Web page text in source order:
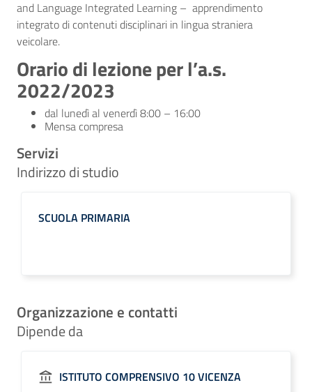
and Language Integrated Learning – apprendimento
integrato di contenuti disciplinari in lingua straniera
veicolare.
Orario di lezione per l’a.s.
2022/2023
dal lunedì al venerdì 8:00 – 16:00
Mensa compresa
Servizi
Indirizzo di studio
SCUOLA PRIMARIA
Organizzazione e contatti
Dipende da
ISTITUTO COMPRENSIVO 10 VICENZA